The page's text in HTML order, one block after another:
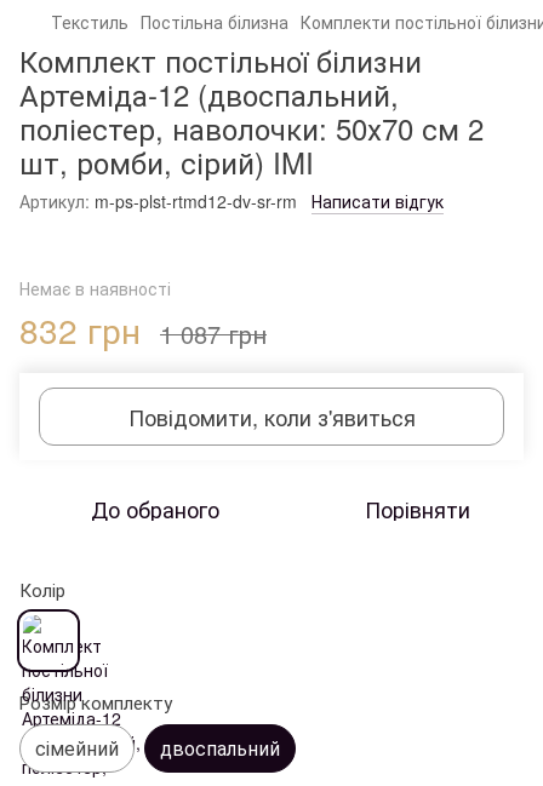
Текстиль Постільна білизна Комплекти постільної
Комплект постільної білизни
Артеміда-12 (двоспальний,
поліестер, наволочки: 50х70 см 2
шт, ромби, сірий) IMI
Артикул: m-ps-plst-rtmd12-dv-sr-rm Написати відгук
Немає в наявності
832 грн 1 087 грн
Повідомити, коли з'явиться
До обраного Порівняти
Колір
Розмір комплекту
сімейний двоспальний